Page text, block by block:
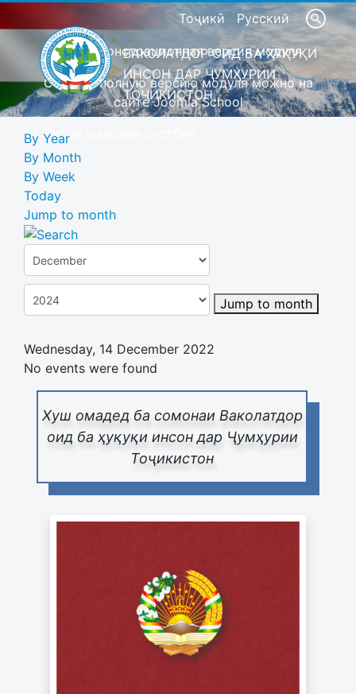
Тоҷикӣ Русский
Это демонстрационная версия модуля
Скачать полную версию модуля можно на
сайте Joomla School
Барои шахсони сустбин
ВАКОЛАТДОР ОИД БА ҲУҚУҚИ
ИНСОН ДАР ҶУМҲУРИИ
ТОҶИКИСТОН
Хуш омадед ба сомонаи Ваколатдор
оид ба ҳуқуқи инсон дар Ҷумҳурии
Тоҷикистон
By Year
By Month
By Week
Today
Jump to month
Jump to month
Wednesday, 14 December 2022
No events were found